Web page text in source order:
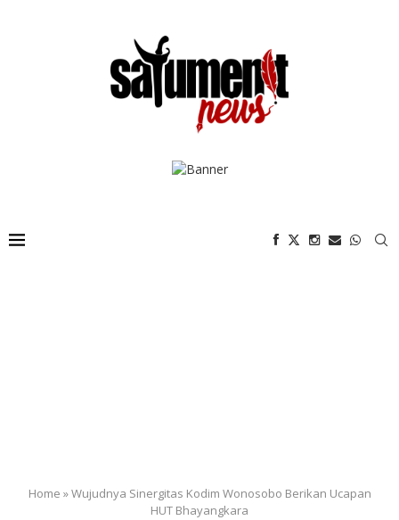
Home »Wujudnya Sinergitas Kodim Wonosobo Berikan Ucapan
HUT Bhayangkara